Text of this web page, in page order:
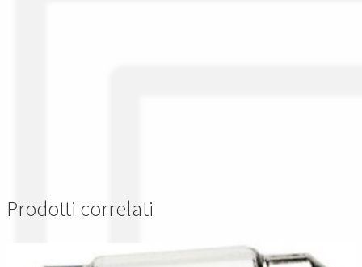
Prodotti correlati